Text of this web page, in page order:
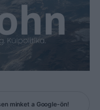
minket a Google-ön!